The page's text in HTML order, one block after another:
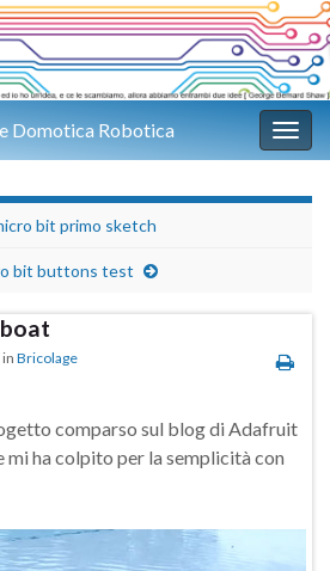
Domotica Robotica
bit primo sketch
bit buttons test
in Bricolage
comparso sul blog di Adafruit
mi ha colpito per la semplicità con